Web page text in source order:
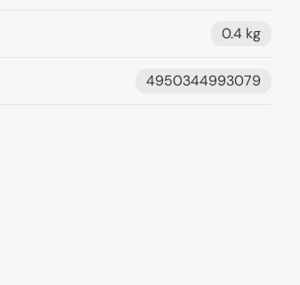
0.4 kg
4950344993079